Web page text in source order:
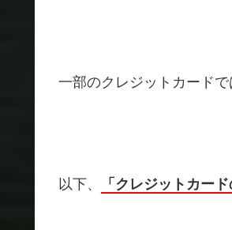
一部のクレジットカードで
以下、 「クレジットカー